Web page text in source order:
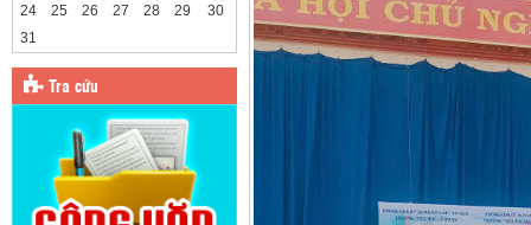
24
25 26 27 28 29
30
31
Tra cứu